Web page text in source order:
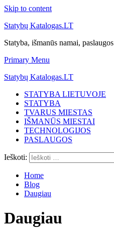
Skip to content
Statybų Katalogas.LT
Statyba, išmanūs namai, paslaugos
Primary Menu
Statybų Katalogas.LT
STATYBA LIETUVOJE
STATYBA
TVARUS MIESTAS
IŠMANŪS MIESTAI
TECHNOLOGIJOS
PASLAUGOS
Ieškoti:
Home
Blog
Daugiau
Daugiau